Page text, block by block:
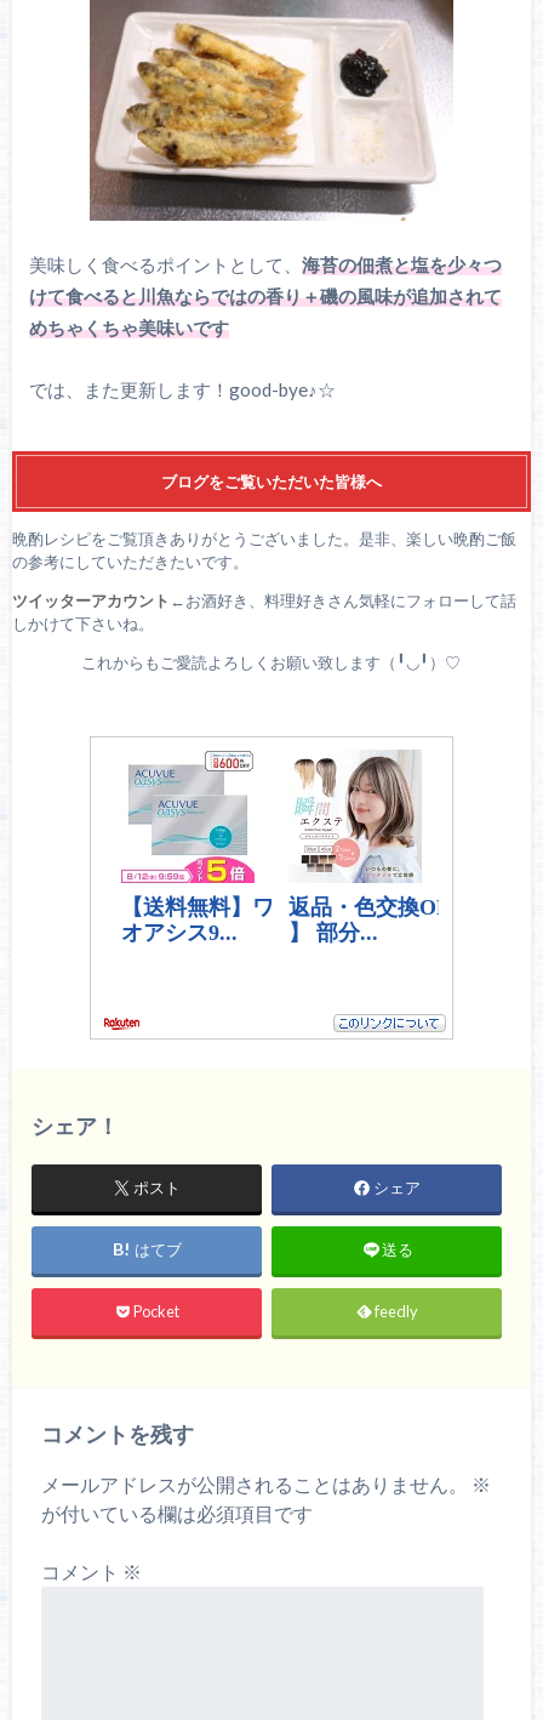
美味しく食べるポイントとして、 海苔の佃煮と塩を少々つ
けて食べると川魚ならではの香り＋磯の風味が追加されて
めちゃくちゃ美味いです
では、また更新します！ good-bye♪☆
ブログをご覧いただいた皆様へ
晩酌レシピをご覧頂きありがとうございました。是非、楽しい晩酌ご飯
の参考にしていただきたいです。
ツイッターアカウント ←お酒好き、料理好きさん気軽にフォローして話
しかけて下さいね。
これからもご愛読よろしくお願い致します（╹◡╹）♡
シェア！
ポスト シェア
はてブ 送る
Pocket feedly
コメントを残す
メールアドレスが公開されることはありません。
※
が付いている欄は必須項目です
コメント ※